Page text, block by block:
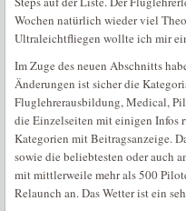
Wochen natürlich wieder viel
Ultraleichtfliegen wollte ich mir
Im Zuge des neuen Abschnitts
Änderungen ist sicher die
Fluglehrerausbildung, Medical,
die Einzelseiten mit einigen Infos
Kategorien mit Beitragsanzeige.
sowie die beliebtesten oder auch
mit mittlerweile mehr als 500
Relaunch an. Das Wetter ist ein